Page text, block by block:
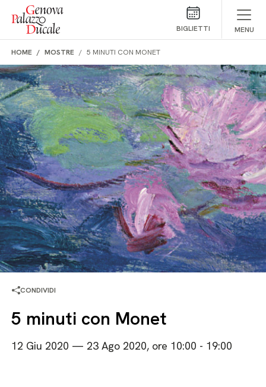
Salta al contenuto
BIGLIETTI MENU
HOME MOSTRE 5 MINUTI CON MONET
CONDIVIDI
5 minuti con Monet
12 Giu 2020 — 23 Ago 2020, ore 10:00 - 19:00